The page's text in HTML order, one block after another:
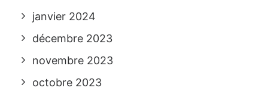
janvier 2024
décembre 2023
novembre 2023
octobre 2023